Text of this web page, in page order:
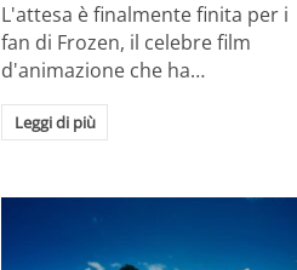
L'attesa è finalmente finita per i
fan di Frozen, il celebre film
d'animazione che ha…
Leggi di più